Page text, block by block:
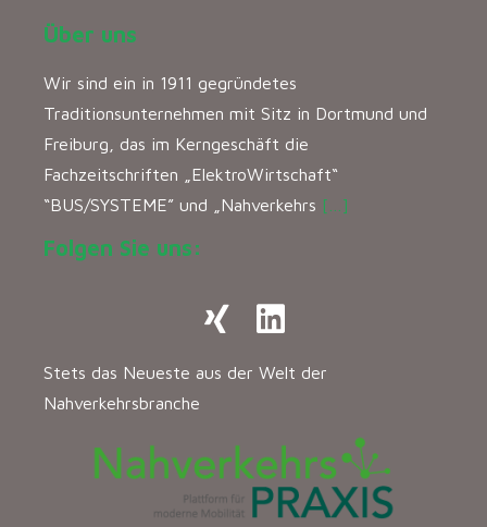
Über uns
Wir sind ein in 1911 gegründetes
Traditionsunternehmen mit Sitz in Dortmund und
Freiburg, das im Kerngeschäft die
Fachzeitschriften „ElektroWirtschaft“
“BUS/SYSTEME” und „Nahverkehrs […]
Folgen Sie uns:
Stets das Neueste aus der Welt der
Nahverkehrsbranche